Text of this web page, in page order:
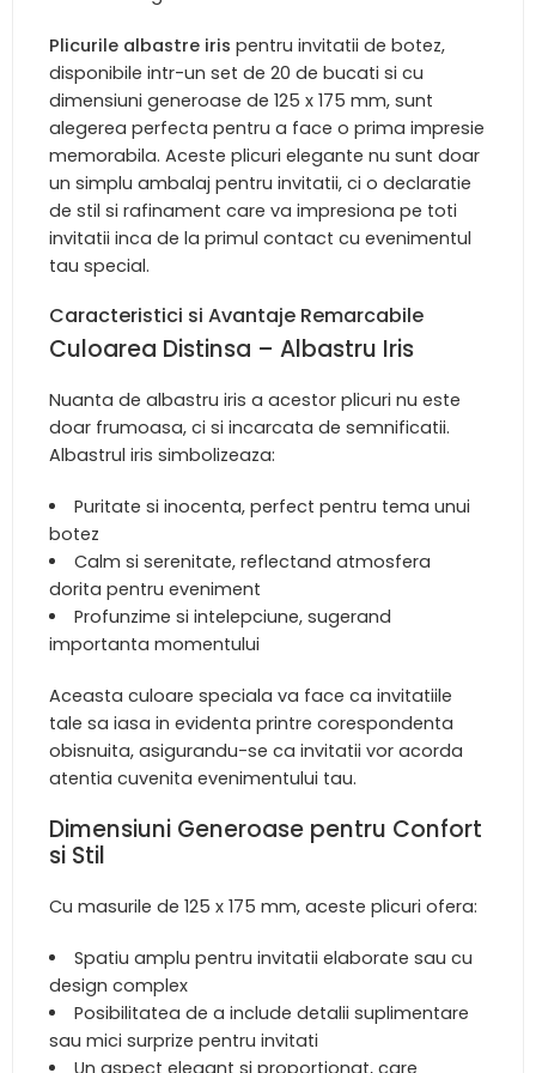
Plicurile albastre iris pentru invitatii de botez,
disponibile intr-un set de 20 de bucati si cu
dimensiuni generoase de 125 x 175 mm, sunt
alegerea perfecta pentru a face o prima impresie
memorabila. Aceste plicuri elegante nu sunt doar
un simplu ambalaj pentru invitatii, ci o declaratie
de stil si rafinament care va impresiona pe toti
invitatii inca de la primul contact cu evenimentul
tau special.
Caracteristici si Avantaje Remarcabile
Culoarea Distinsa – Albastru Iris
Nuanta de albastru iris a acestor plicuri nu este
doar frumoasa, ci si incarcata de semnificatii.
Albastrul iris simbolizeaza:
Puritate si inocenta, perfect pentru tema unui
botez
Calm si serenitate, reflectand atmosfera
dorita pentru eveniment
Profunzime si intelepciune, sugerand
importanta momentului
Aceasta culoare speciala va face ca invitatiile
tale sa iasa in evidenta printre corespondenta
obisnuita, asigurandu-se ca invitatii vor acorda
atentia cuvenita evenimentului tau.
Dimensiuni Generoase pentru Confort
si Stil
Cu masurile de 125 x 175 mm, aceste plicuri ofera:
Spatiu amplu pentru invitatii elaborate sau cu
design complex
Posibilitatea de a include detalii suplimentare
sau mici surprize pentru invitati
Un aspect elegant si proportionat, care